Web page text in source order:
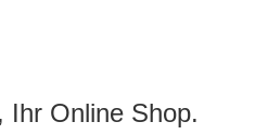
Ihr Online Shop.